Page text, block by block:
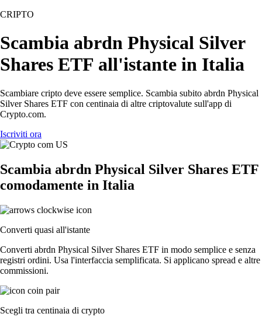
CRIPTO
Scambia abrdn Physical Silver
Shares ETF all'istante in Italia
Scambiare cripto deve essere semplice. Scambia subito abrdn Physical
Silver Shares ETF con centinaia di altre criptovalute sull'app di
Crypto.com.
Iscriviti ora
Scambia abrdn Physical Silver Shares ETF
comodamente in Italia
Converti quasi all'istante
Converti abrdn Physical Silver Shares ETF in modo semplice e senza
registri ordini. Usa l'interfaccia semplificata. Si applicano spread e altre
commissioni.
Scegli tra centinaia di crypto